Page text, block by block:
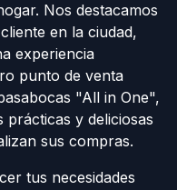
Nos destacamos
en la ciudad,
experiencia
punto de venta
"All in One",
y deliciosas
sus compras.
tus necesidades